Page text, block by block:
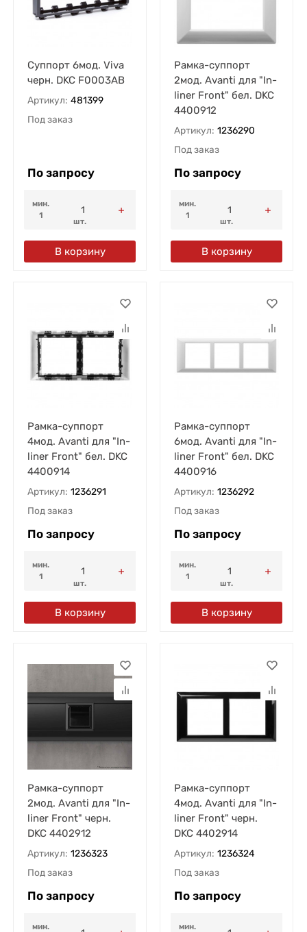
Суппорт 6мод. Viva
черн. DKC F0003AB
Артикул: 481399
Под заказ
По запросу
мин.
1
шт.
В корзину
Рамка-суппорт
2мод. Avanti для "In-
liner Front" бел. DKC
4400912
Артикул: 1236290
Под заказ
По запросу
мин.
1
шт.
В корзину
Рамка-суппорт
4мод. Avanti для "In-
liner Front" бел. DKC
4400914
Артикул: 1236291
Под заказ
По запросу
мин.
1
шт.
В корзину
Рамка-суппорт
6мод. Avanti для "In-
liner Front" бел. DKC
4400916
Артикул: 1236292
Под заказ
По запросу
мин.
1
шт.
В корзину
Рамка-суппорт
2мод. Avanti для "In-
liner Front" черн.
DKC 4402912
Артикул: 1236323
Под заказ
По запросу
мин.
Рамка-суппорт
4мод. Avanti для "In-
liner Front" черн.
DKC 4402914
Артикул: 1236324
Под заказ
По запросу
мин.